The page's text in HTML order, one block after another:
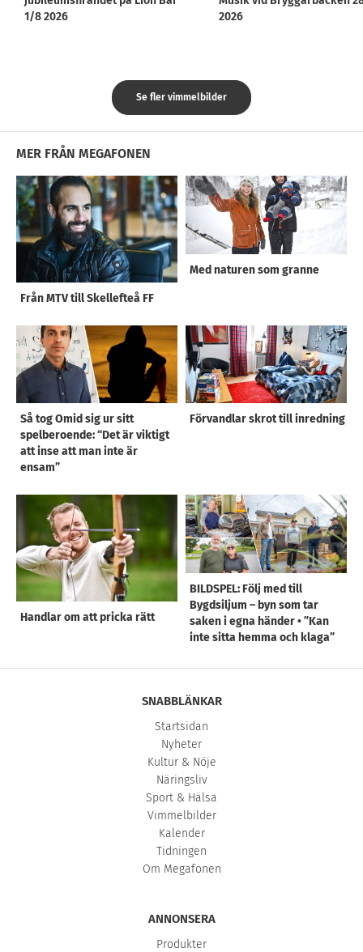
1/8 2026
2026
Se fler vimmelbilder
MER FRÅN MEGAFONEN
Från MTV till Skellefteå FF
Med naturen som granne
Så tog Omid sig ur sitt
spelberoende: “Det är viktigt
att inse att man inte är
ensam”
Förvandlar skrot till inredning
Handlar om att pricka rätt
BILDSPEL: Följ med till
Bygdsiljum – byn som tar
saken i egna händer • ”Kan
inte sitta hemma och klaga”
SNABBLÄNKAR
Startsidan
Nyheter
Kultur & Nöje
Näringsliv
Sport & Hälsa
Vimmelbilder
Kalender
Tidningen
Om Megafonen
ANNONSERA
Produkter